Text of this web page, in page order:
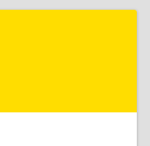
Сергея Кирова